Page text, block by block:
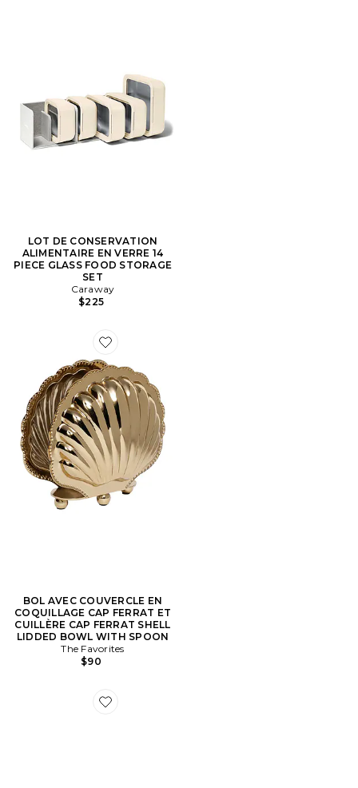
LOT DE CONSERVATION
ALIMENTAIRE EN VERRE 14
PIECE GLASS FOOD STORAGE
SET
Caraway
$225
Favorite BOL AVEC COUVERCLE EN COQUILLAGE
BOL AVEC COUVERCLE EN
COQUILLAGE CAP FERRAT ET
CUILLÈRE CAP FERRAT SHELL
LIDDED BOWL WITH SPOON
The Favorites
$90
Favorite SERVICE DE 6 VERRES CÔNES DU MAROC